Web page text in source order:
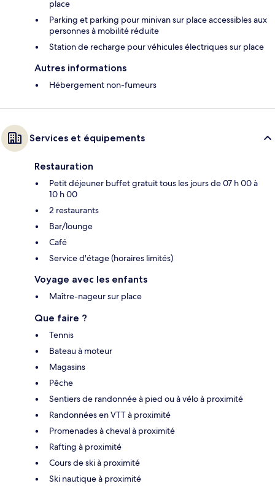
place
Parking et parking pour minivan sur place accessibles aux
personnes à mobilité réduite
Station de recharge pour véhicules électriques sur place
Autres informations
Hébergement non-fumeurs
Services et équipements
Restauration
Petit déjeuner buffet gratuit tous les jours de 07 h 00 à
10 h 00
2 restaurants
Bar/lounge
Café
Service d'étage (horaires limités)
Voyage avec les enfants
Maître-nageur sur place
Que faire ?
Tennis
Bateau à moteur
Magasins
Pêche
Sentiers de randonnée à pied ou à vélo à proximité
Randonnées en VTT à proximité
Promenades à cheval à proximité
Rafting à proximité
Cours de ski à proximité
Ski nautique à proximité